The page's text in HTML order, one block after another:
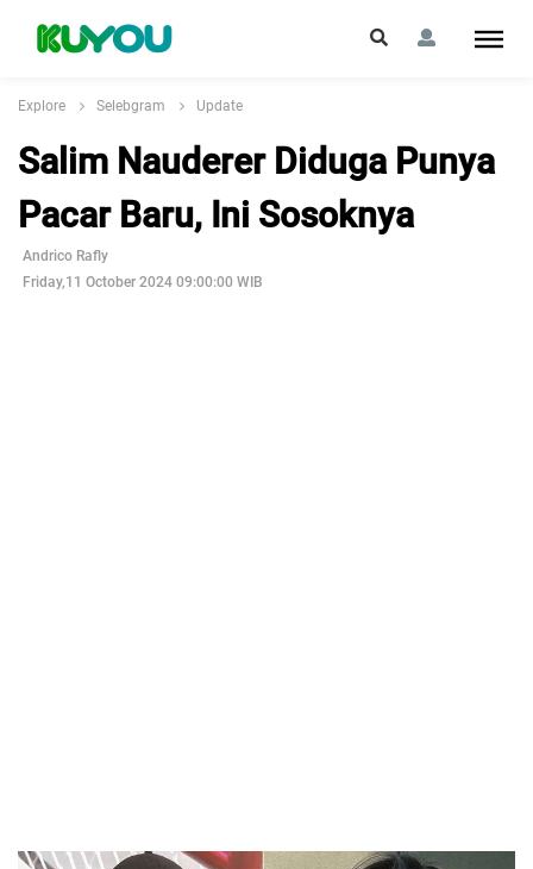
Explore Selebgram Update
Salim Nauderer Diduga Punya
Pacar Baru, Ini Sosoknya
Andrico Rafly
Friday,11 October 2024 09:00:00 WIB